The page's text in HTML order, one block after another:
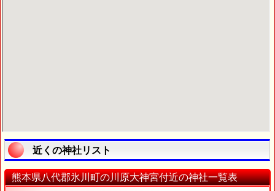
近くの神社リスト
熊本県八代郡氷川町の川原大神宮付近の神社一覧表